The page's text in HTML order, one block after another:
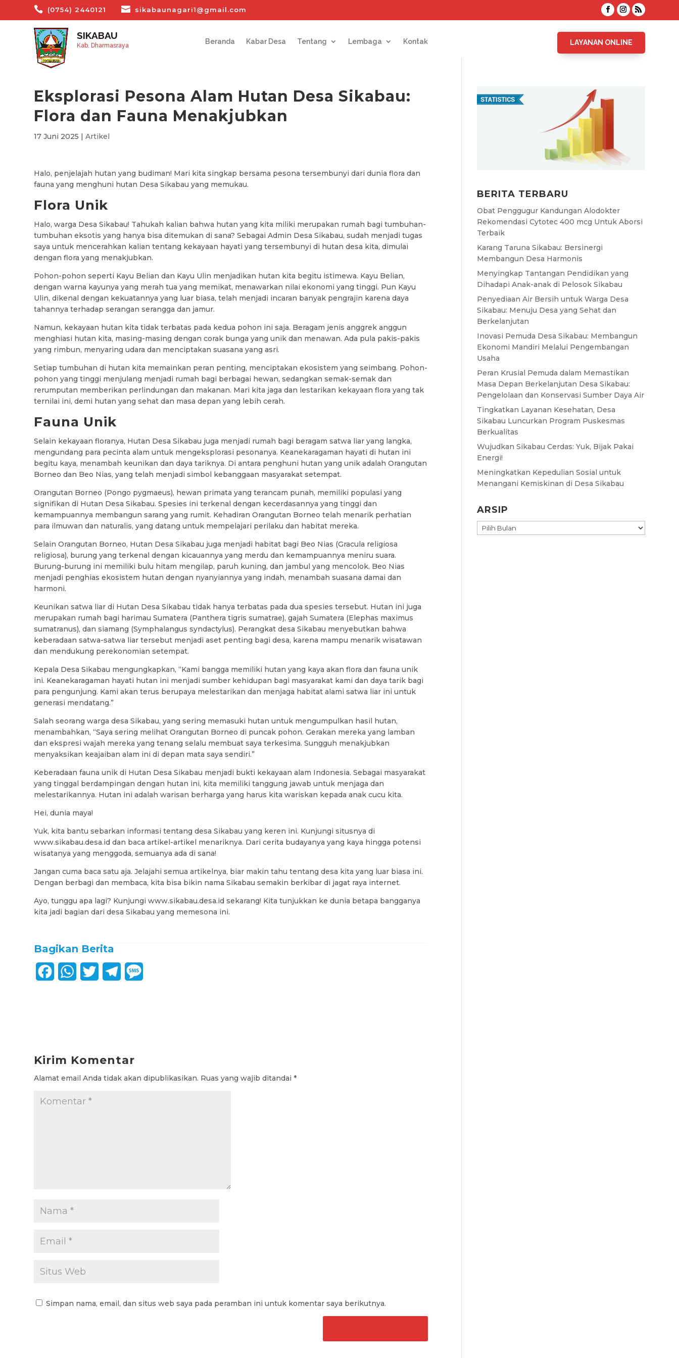
(0754) 2440121 sikabaunagari1@gmail.com
SIKABAU
Kab. Dharmasraya Beranda Kabar Desa Tentang Lembaga Kontak LAYANAN ONLINE
Eksplorasi Pesona Alam Hutan Desa Sikabau:
Flora dan Fauna Menakjubkan
17 Juni 2025 |Artikel
Halo, penjelajah hutan yang budiman! Mari kita singkap bersama pesona tersembunyi dari dunia flora dan
fauna yang menghuni hutan Desa Sikabau yang memukau.
Flora Unik
Halo, warga Desa Sikabau! Tahukah kalian bahwa hutan yang kita miliki merupakan rumah bagi tumbuhan-
tumbuhan eksotis yang hanya bisa ditemukan di sana? Sebagai Admin Desa Sikabau, sudah menjadi tugas
saya untuk mencerahkan kalian tentang kekayaan hayati yang tersembunyi di hutan desa kita, dimulai
dengan flora yang menakjubkan.
Pohon-pohon seperti Kayu Belian dan Kayu Ulin menjadikan hutan kita begitu istimewa. Kayu Belian,
dengan warna kayunya yang merah tua yang memikat, menawarkan nilai ekonomi yang tinggi. Pun Kayu
Ulin, dikenal dengan kekuatannya yang luar biasa, telah menjadi incaran banyak pengrajin karena daya
tahannya terhadap serangan serangga dan jamur.
Namun, kekayaan hutan kita tidak terbatas pada kedua pohon ini saja. Beragam jenis anggrek anggun
menghiasi hutan kita, masing-masing dengan corak bunga yang unik dan menawan. Ada pula pakis-pakis
yang rimbun, menyaring udara dan menciptakan suasana yang asri.
Setiap tumbuhan di hutan kita memainkan peran penting, menciptakan ekosistem yang seimbang. Pohon-
pohon yang tinggi menjulang menjadi rumah bagi berbagai hewan, sedangkan semak-semak dan
rerumputan memberikan perlindungan dan makanan. Mari kita jaga dan lestarikan kekayaan flora yang tak
ternilai ini, demi hutan yang sehat dan masa depan yang lebih cerah.
Fauna Unik
Selain kekayaan floranya, Hutan Desa Sikabau juga menjadi rumah bagi beragam satwa liar yang langka,
mengundang para pecinta alam untuk mengeksplorasi pesonanya. Keanekaragaman hayati di hutan ini
begitu kaya, menambah keunikan dan daya tariknya. Di antara penghuni hutan yang unik adalah Orangutan
Borneo dan Beo Nias, yang telah menjadi simbol kebanggaan masyarakat setempat.
Orangutan Borneo (Pongo pygmaeus), hewan primata yang terancam punah, memiliki populasi yang
signifikan di Hutan Desa Sikabau. Spesies ini terkenal dengan kecerdasannya yang tinggi dan
kemampuannya membangun sarang yang rumit. Kehadiran Orangutan Borneo telah menarik perhatian
para ilmuwan dan naturalis, yang datang untuk mempelajari perilaku dan habitat mereka.
Selain Orangutan Borneo, Hutan Desa Sikabau juga menjadi habitat bagi Beo Nias (Gracula religiosa
religiosa), burung yang terkenal dengan kicauannya yang merdu dan kemampuannya meniru suara.
Burung-burung ini memiliki bulu hitam mengilap, paruh kuning, dan jambul yang mencolok. Beo Nias
menjadi penghias ekosistem hutan dengan nyanyiannya yang indah, menambah suasana damai dan
harmoni.
Keunikan satwa liar di Hutan Desa Sikabau tidak hanya terbatas pada dua spesies tersebut. Hutan ini juga
merupakan rumah bagi harimau Sumatera (Panthera tigris sumatrae), gajah Sumatera (Elephas maximus
sumatranus), dan siamang (Symphalangus syndactylus). Perangkat desa Sikabau menyebutkan bahwa
keberadaan satwa-satwa liar tersebut menjadi aset penting bagi desa, karena mampu menarik wisatawan
dan mendukung perekonomian setempat.
Kepala Desa Sikabau mengungkapkan, “Kami bangga memiliki hutan yang kaya akan flora dan fauna unik
ini. Keanekaragaman hayati hutan ini menjadi sumber kehidupan bagi masyarakat kami dan daya tarik bagi
para pengunjung. Kami akan terus berupaya melestarikan dan menjaga habitat alami satwa liar ini untuk
generasi mendatang.”
Salah seorang warga desa Sikabau, yang sering memasuki hutan untuk mengumpulkan hasil hutan,
menambahkan, “Saya sering melihat Orangutan Borneo di puncak pohon. Gerakan mereka yang lamban
dan ekspresi wajah mereka yang tenang selalu membuat saya terkesima. Sungguh menakjubkan
menyaksikan keajaiban alam ini di depan mata saya sendiri.”
Keberadaan fauna unik di Hutan Desa Sikabau menjadi bukti kekayaan alam Indonesia. Sebagai masyarakat
yang tinggal berdampingan dengan hutan ini, kita memiliki tanggung jawab untuk menjaga dan
melestarikannya. Hutan ini adalah warisan berharga yang harus kita wariskan kepada anak cucu kita.
Hei, dunia maya!
Yuk, kita bantu sebarkan informasi tentang desa Sikabau yang keren ini. Kunjungi situsnya di
www.sikabau.desa.id dan baca artikel-artikel menariknya. Dari cerita budayanya yang kaya hingga potensi
wisatanya yang menggoda, semuanya ada di sana!
Jangan cuma baca satu aja. Jelajahi semua artikelnya, biar makin tahu tentang desa kita yang luar biasa ini.
Dengan berbagi dan membaca, kita bisa bikin nama Sikabau semakin berkibar di jagat raya internet.
Ayo, tunggu apa lagi? Kunjungi www.sikabau.desa.id sekarang! Kita tunjukkan ke dunia betapa bangganya
kita jadi bagian dari desa Sikabau yang memesona ini.
Bagikan Berita
o
o
k
W
A
p
p
e
r
T
r
a
e
Kirim Komentar
Alamat email Anda tidak akan dipublikasikan. Ruas yang wajib ditandai*
Simpan nama, email, dan situs web saya pada peramban ini untuk komentar saya berikutnya.
BERITA TERBARU
Obat Penggugur Kandungan Alodokter
Rekomendasi Cytotec 400 mcg Untuk Aborsi
Terbaik
Karang Taruna Sikabau: Bersinergi
Membangun Desa Harmonis
Menyingkap Tantangan Pendidikan yang
Dihadapi Anak-anak di Pelosok Sikabau
Penyediaan Air Bersih untuk Warga Desa
Sikabau: Menuju Desa yang Sehat dan
Berkelanjutan
Inovasi Pemuda Desa Sikabau: Membangun
Ekonomi Mandiri Melalui Pengembangan
Usaha
Peran Krusial Pemuda dalam Memastikan
Masa Depan Berkelanjutan Desa Sikabau:
Pengelolaan dan Konservasi Sumber Daya Air
Tingkatkan Layanan Kesehatan, Desa
Sikabau Luncurkan Program Puskesmas
Berkualitas
Wujudkan Sikabau Cerdas: Yuk, Bijak Pakai
Energi!
Meningkatkan Kepedulian Sosial untuk
Menangani Kemiskinan di Desa Sikabau
ARSIP
ARSIP